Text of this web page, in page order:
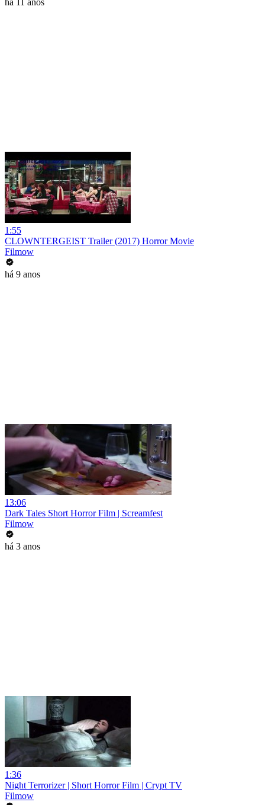
há 11 anos
1:55
CLOWNTERGEIST Trailer (2017) Horror Movie
Filmow
há 9 anos
13:06
Dark Tales Short Horror Film | Screamfest
Filmow
há 3 anos
1:36
Night Terrorizer | Short Horror Film | Crypt TV
Filmow